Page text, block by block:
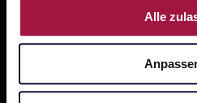
Alle
Sanitätshäuser